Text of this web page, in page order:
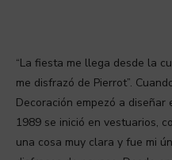
“La fiesta me llega desde la
me disfrazó de Pierrot”.
Decoración empezó a diseñar
1989 se inició en vestuarios,
una cosa muy clara y fue mi